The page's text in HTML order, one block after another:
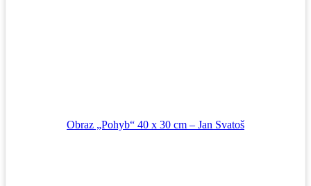
Obraz „Pohyb“ 40 x 30 cm – Jan Svatoš